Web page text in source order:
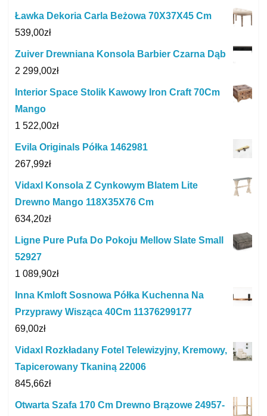
Ławka Dekoria Carla Beżowa 70X37X45 Cm
539,00zł
Zuiver Drewniana Konsola Barbier Czarna Dąb
2 299,00zł
Interior Space Stolik Kawowy Iron Craft 70Cm
Mango
1 522,00zł
Evila Originals Półka 1462981
267,99zł
Vidaxl Konsola Z Cynkowym Blatem Lite
Drewno Mango 118X35X76 Cm
634,20zł
Ligne Pure Pufa Do Pokoju Mellow Slate Small
52927
1 089,90zł
Inna Kmloft Sosnowa Półka Kuchenna Na
Przyprawy Wisząca 40Cm 11376299177
69,00zł
Vidaxl Rozkładany Fotel Telewizyjny, Kremowy,
Tapicerowany Tkaniną 22006
845,66zł
Otwarta Szafa 170 Cm Drewno Brązowe 24957-